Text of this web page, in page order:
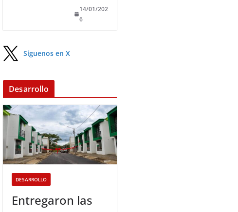
14/01/202
6
Síguenos en X
Desarrollo
DESARROLLO
Entregaron las